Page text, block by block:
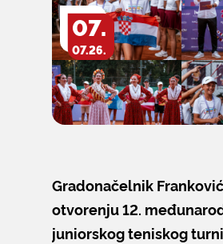
07.
07.26.
Gradonačelnik
otvorenju 12.
juniorskog teniskog